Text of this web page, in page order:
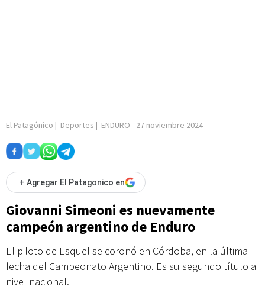
El Patagónico | Deportes | ENDURO - 27 noviembre 2024
+ Agregar El Patagonico en
Giovanni Simeoni es nuevamente
campeón argentino de Enduro
El piloto de Esquel se coronó en Córdoba, en la última
fecha del Campeonato Argentino. Es su segundo título a
nivel nacional.